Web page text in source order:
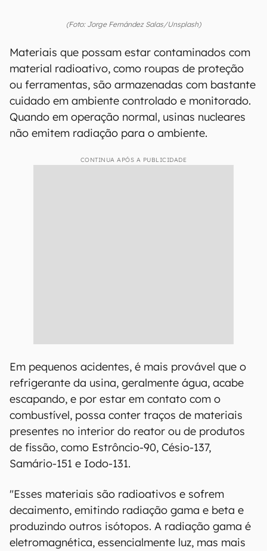
(Foto: Jorge Fernández Salas/Unsplash)
Materiais que possam estar contaminados com
material radioativo, como roupas de proteção
ou ferramentas, são armazenadas com bastante
cuidado em ambiente controlado e monitorado.
Quando em operação normal, usinas nucleares
não emitem radiação para o ambiente.
CONTINUA APÓS A PUBLICIDADE
Em pequenos acidentes, é mais provável que o
refrigerante da usina, geralmente água, acabe
escapando, e por estar em contato com o
combustível, possa conter traços de materiais
presentes no interior do reator ou de produtos
de fissão, como Estrôncio-90, Césio-137,
Samário-151 e Iodo-131.
"Esses materiais são radioativos e sofrem
decaimento, emitindo radiação gama e beta e
produzindo outros isótopos. A radiação gama é
eletromagnética, essencialmente luz, mas mais